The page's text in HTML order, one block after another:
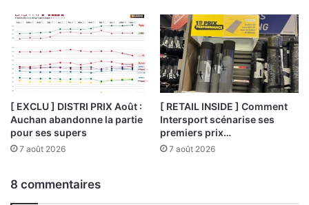
[ EXCLU ] DISTRI PRIX Août :
Auchan abandonne la partie
pour ses supers
7 août 2026
[ RETAIL INSIDE ] Comment
Intersport scénarise ses
premiers prix…
7 août 2026
8 commentaires